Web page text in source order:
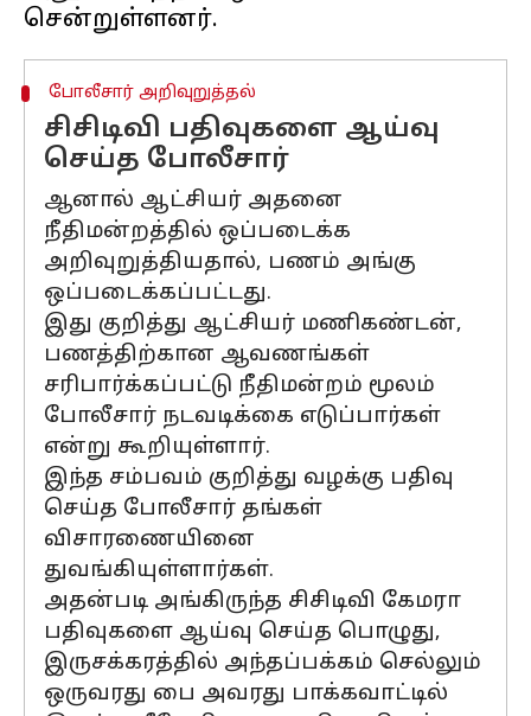
போலீசார் அறிவுறுத்தல்
சிசிடிவி பதிவுகளை ஆய்வு
செய்த போலீசார்
ஆனால் ஆட்சியர் அதனை
நீதிமன்றத்தில் ஒப்படைக்க
அறிவுறுத்தியதால், பணம் அங்கு
ஒப்படைக்கப்பட்டது.
இது குறித்து ஆட்சியர் மணிகண்டன்,
பணத்திற்கான ஆவணங்கள்
சரிபார்க்கப்பட்டு நீதிமன்றம் மூலம்
போலீசார் நடவடிக்கை எடுப்பார்கள்
என்று கூறியுள்ளார்.
இந்த சம்பவம் குறித்து வழக்கு பதிவு
செய்த போலீசார் தங்கள்
விசாரணையினை
துவங்கியுள்ளார்கள்.
அதன்படி அங்கிருந்த சிசிடிவி கேமரா
பதிவுகளை ஆய்வு செய்த பொழுது,
இருசக்கரத்தில் அந்தப்பக்கம் செல்லும்
ஒருவரது பை அவரது பாக்கவாட்டில்